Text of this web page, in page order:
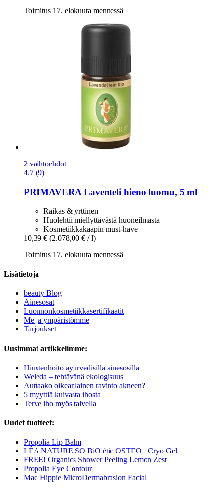
Toimitus 17. elokuuta mennessä
2 vaihtoehdot
4.7 (9)
PRIMAVERA Laventeli hieno luomu, 5 ml
Raikas & yrttinen
Huolehtii miellyttävästä huoneilmasta
Kosmetiikkakaapin must-have
10,39 € (2.078,00 € / l)
Toimitus 17. elokuuta mennessä
Lisätietoja
beauty Blog
Ainesosat
Luonnonkosmetiikkasertifikaatit
Me ja ympäristömme
Tarjoukset
Uusimmat artikkelimme:
Hiustenhoito ayurvedisilla ainesosilla
Weleda – tehtävänä ekologisuus
Auttaako oikeanlainen ravinto akneen?
5 myyttiä kuivasta ihosta
Terve iho myös talvella
Uudet tuotteet:
Propolia Lip Balm
LÉA NATURE SO BiO étic OSTEO+ Cryo Gel
FREE! Organics Shower Peeling Lemon Zest
Propolia Eye Contour
Mad Hippie MicroDermabrasion Facial